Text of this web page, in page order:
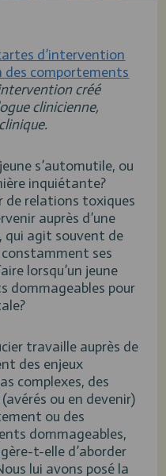
d’intervention
des comportements
créé
clinicienne,
s’automutile, ou
inquiétante?
de relations toxiques
auprès d’une
qui agit souvent de
ses
lorsqu’un jeune
dommageables pour
travaille auprès de
des enjeux
complexes, des
ou en devenir)
ou des
dommageables,
t-elle d’aborder
lui avons posé la